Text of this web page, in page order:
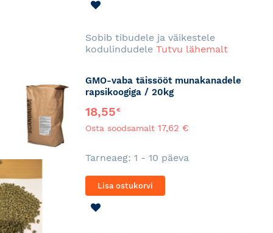
Sobib tibudele ja väikestele
kodulindudele Tutvu lähemalt
GMO-vaba täissööt munakanadele
rapsikoogiga / 20kg
18,55€
Osta soodsamalt 17,62 €
Tarneaeg: 1 - 10 päeva
Lisa ostukorvi